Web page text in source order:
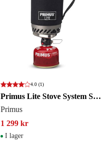
4.0 (1)
Primus Lite Stove System Stormkök
Primus
1 299 kr
I lager